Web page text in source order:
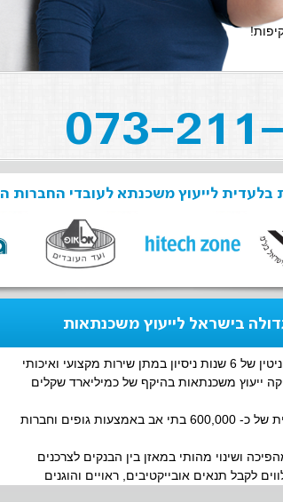
בלעדית לייעוץ משכנתא לעובדי החברות
בישראל לייעוץ משכנתאות
למת"ן משכנתאות מוניטין של 6 שנות ניסיון במתן שירות מקצועי ואיכותי
ייעוץ משכנתאות בהיקף של כמיליארד שקלים
החברה זכיינית בלעדית של כ- 600,000 בתי אב באמצעות גופים וחברות
ושינוי מהותי במאזן בין הבנקים לצרכנים
לקבל תנאים אובייקטיבים, ראויים והוגנים